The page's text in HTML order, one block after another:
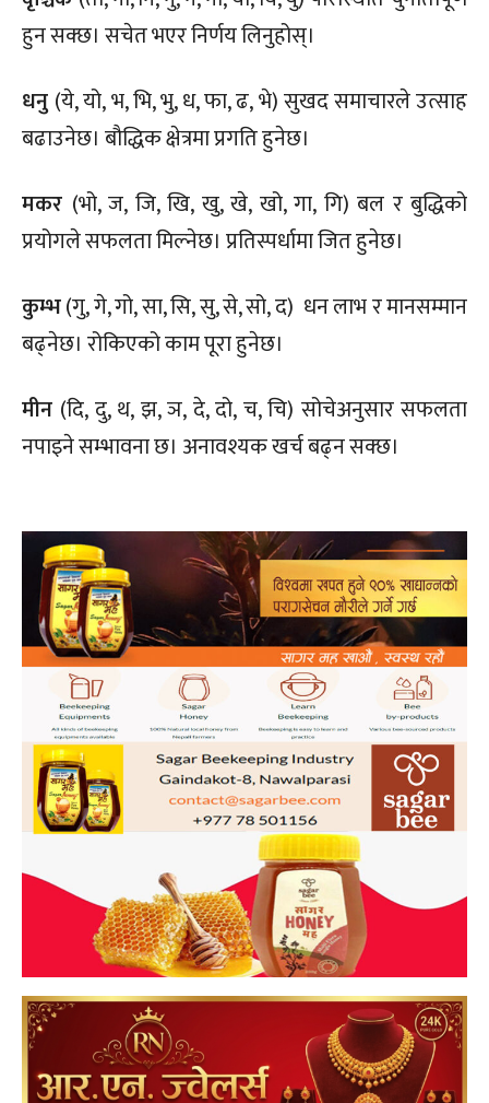
हुन सक्छ। सचेत भएर निर्णय लिनुहोस्।
धनु(ये, यो, भ, भि, भु, ध, फा, ढ, भे) सुखद समाचारले उत्साह
बढाउनेछ। बौद्धिक क्षेत्रमा प्रगति हुनेछ।
मकर (भो, ज, जि, खि, खु, खे, खो, गा, गि) बल र बुद्धिको
प्रयोगले सफलता मिल्नेछ। प्रतिस्पर्धामा जित हुनेछ।
कुम्भ(गु, गे, गो, सा, सि, सु, से, सो, द) धन लाभ र मानसम्मान
बढ्नेछ। रोकिएको काम पूरा हुनेछ।
मीन (दि, दु, थ, झ, ञ, दे, दो, च, चि) सोचेअनुसार सफलता
नपाइने सम्भावना छ। अनावश्यक खर्च बढ्न सक्छ।